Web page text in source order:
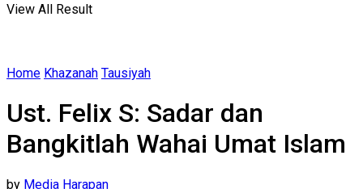
View All Result
Home Khazanah Tausiyah
Ust. Felix S: Sadar dan
Bangkitlah Wahai Umat Islam
by Media Harapan